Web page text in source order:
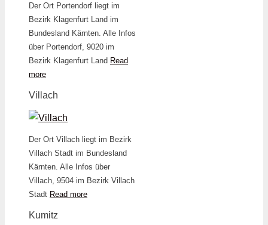
Der Ort Portendorf liegt im
Bezirk Klagenfurt Land im
Bundesland Kärnten. Alle Infos
über Portendorf, 9020 im
Bezirk Klagenfurt Land Read
more
Villach
Der Ort Villach liegt im Bezirk
Villach Stadt im Bundesland
Kärnten. Alle Infos über
Villach, 9504 im Bezirk Villach
Stadt Read more
Kumitz